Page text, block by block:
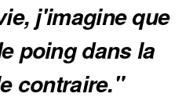
j'imagine que
poing dans la
contraire."